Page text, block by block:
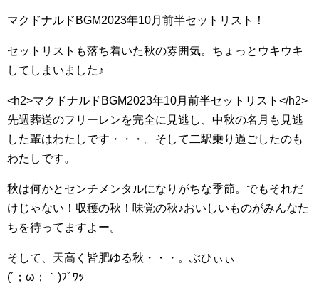
マクドナルドBGM2023年10月前半セットリスト！
セットリストも落ち着いた秋の雰囲気。ちょっとウキウキ
してしまいました♪
<h2>マクドナルドBGM2023年10月前半セットリスト</h2>
先週葬送のフリーレンを完全に見逃し、中秋の名月も見逃
した輩はわたしです・・・。そして二駅乗り過ごしたのも
わたしです。
秋は何かとセンチメンタルになりがちな季節。でもそれだ
けじゃない！収穫の秋！味覚の秋♪おいしいものがみんなた
ちを待ってますよー。
そして、天高く皆肥ゆる秋・・・。ぶひぃぃ
(´；ω；｀)ﾌﾞﾜｯ